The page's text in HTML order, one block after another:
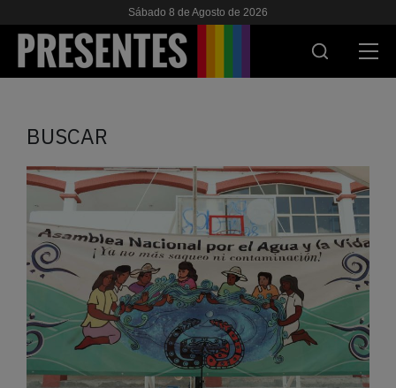
Sábado 8 de Agosto de 2026
VIH & SIDA
ESCUELA
NOSOTRES
APOYANOS
BUSCAR